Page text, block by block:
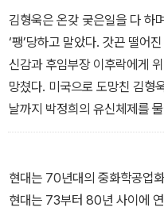
하고 넘어갔지만, 초대 내각
등을 돌렸다. 이때부터 한민당
치권력을 빼앗기 위해 기나긴 투쟁의 길에
성과 한민당의 도전」에서
혁의지도 선전하며, 한민당의
조봉암이 주도한 농림부안은
견제하는 역할을 충분히 했던
이 ‘혁명을 예방하기 위해서’
점은 진보당에서도 드러났다.
바람에 그는 216만 3,808표라
보당 사건」에서
김형욱은 온갖 궂은일을 다 하
‘팽’당하고 말았다. 갓끈 떨어
신감과 후임부장 이후락에게
망쳤다. 미국으로 도망친 김형
날까지 박정희의 유신체제를
제는 김형욱에 의해 적지 않은
수명을 다하지 못하고 이 세상
다. 박정희와 김형욱을 보면 박
현대는 70년대의 중화학공업
현대는 73부터 80년 사이에